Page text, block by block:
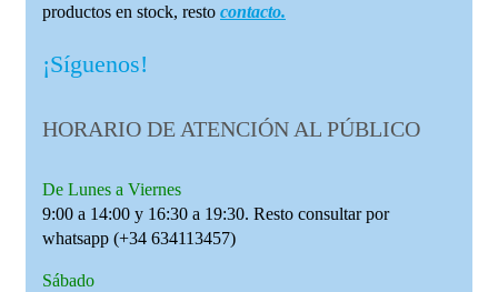
productos en stock, resto contacto.
¡Síguenos!
HORARIO DE ATENCIÓN AL PÚBLICO
De Lunes a Viernes
9:00 a 14:00 y 16:30 a 19:30. Resto consultar por
whatsapp (+34 634113457)
Sábado